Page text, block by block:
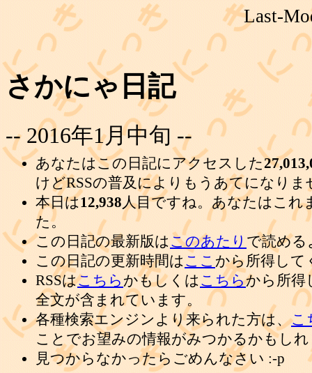
Last-
さかにゃ日記
-- 2016年1月中旬 --
あなたはこの日記にアクセスした
けどRSSの普及によりもうあてになりま
本日は12,938人目ですね。あなたはこれ
た。
この日記の最新版はこのあたり で読める
この日記の更新時間はここ から所得して
RSSはこちら かもしくはこちらから所得
全文が含まれています。
各種検索エンジンより来られた方は、こ
ことでお望みの情報がみつかるかもし
見つからなかったらごめんなさい :-p